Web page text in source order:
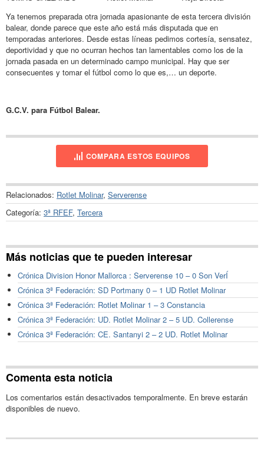
Ya tenemos preparada otra jornada apasionante de esta tercera división
balear, donde parece que este año está más disputada que en
temporadas anteriores. Desde estas líneas pedimos cortesía, sensatez,
deportividad y que no ocurran hechos tan lamentables como los de la
jornada pasada en un determinado campo municipal. Hay que ser
consecuentes y tomar el fútbol como lo que es,… un deporte.
G.C.V. para Fútbol Balear.
COMPARA ESTOS EQUIPOS
Relacionados: Rotlet Molinar, Serverense
Categoría: 3ª RFEF, Tercera
Más noticias que te pueden interesar
Crónica Division Honor Mallorca : Serverense 10 – 0 Son VerÍ
Crónica 3ª Federación: SD Portmany 0 – 1 UD Rotlet Molinar
Crónica 3ª Federación: Rotlet Molinar 1 – 3 Constancia
Crónica 3ª Federación: UD. Rotlet Molinar 2 – 5 UD. Collerense
Crónica 3ª Federación: CE. Santanyi 2 – 2 UD. Rotlet Molinar
Comenta esta noticia
Los comentarios están desactivados temporalmente. En breve estarán
disponibles de nuevo.